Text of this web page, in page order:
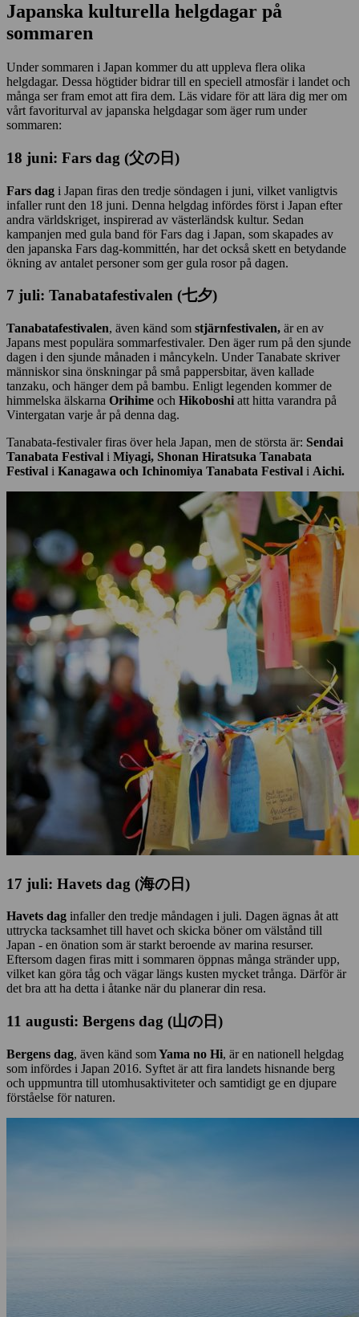
Japanska kulturella helgdagar på
sommaren
Under sommaren i Japan kommer du att uppleva flera olika
helgdagar. Dessa högtider bidrar till en speciell atmosfär i landet och
många ser fram emot att fira dem. Läs vidare för att lära dig mer om
vårt favoriturval av japanska helgdagar som äger rum under
sommaren:
18 juni: Fars dag (父の日)
Fars dag i Japan firas den tredje söndagen i juni, vilket vanligtvis
infaller runt den 18 juni. Denna helgdag infördes först i Japan efter
andra världskriget, inspirerad av västerländsk kultur. Sedan
kampanjen med gula band för Fars dag i Japan, som skapades av
den japanska Fars dag-kommittén, har det också skett en betydande
ökning av antalet personer som ger gula rosor på dagen.
7 juli: Tanabatafestivalen (七夕)
Tanabatafestivalen, även känd som stjärnfestivalen, är en av
Japans mest populära sommarfestivaler. Den äger rum på den sjunde
dagen i den sjunde månaden i måncykeln. Under Tanabate skriver
människor sina önskningar på små pappersbitar, även kallade
tanzaku, och hänger dem på bambu. Enligt legenden kommer de
himmelska älskarna Orihime och Hikoboshi att hitta varandra på
Vintergatan varje år på denna dag.
Tanabata-festivaler firas över hela Japan, men de största är: Sendai
Tanabata Festival i Miyagi, Shonan Hiratsuka Tanabata
Festival i Kanagawa och Ichinomiya Tanabata Festival i Aichi.
17 juli: Havets dag (海の日)
Havets dag infaller den tredje måndagen i juli. Dagen ägnas åt att
uttrycka tacksamhet till havet och skicka böner om välstånd till
Japan - en önation som är starkt beroende av marina resurser.
Eftersom dagen firas mitt i sommaren öppnas många stränder upp,
vilket kan göra tåg och vägar längs kusten mycket trånga. Därför är
det bra att ha detta i åtanke när du planerar din resa.
11 augusti: Bergens dag (山の日)
Bergens dag, även känd somYama no Hi, är en nationell helgdag
som infördes i Japan 2016. Syftet är att fira landets hisnande berg
och uppmuntra till utomhusaktiviteter och samtidigt ge en djupare
förståelse för naturen.